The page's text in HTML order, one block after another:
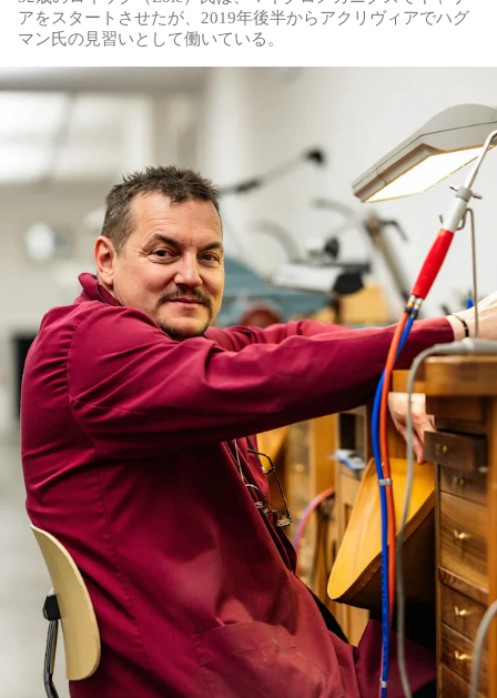
アをスタートさせたが、2019年後半からアクリヴィアでハグ
マン氏の見習いとして働いている。